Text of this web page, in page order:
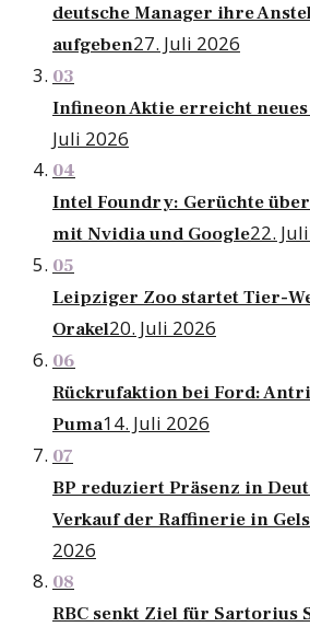
deutsche Manager ihre
aufgeben27. Juli 2026
03
Infineon Aktie erreicht
Juli 2026
04
Intel Foundry: Gerüchte
mit Nvidia und Google22.
05
Leipziger Zoo startet Tier-
Orakel20. Juli 2026
06
Rückrufaktion bei Ford:
Puma14. Juli 2026
07
BP reduziert Präsenz in
Verkauf der Raffinerie in
2026
08
RBC senkt Ziel für Sartorius